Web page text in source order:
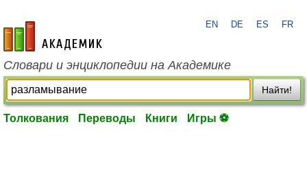
academic.ru
EN DE ES FR
Словари и энциклопедии на Академике
Найти!
Толкования Переводы Книги Игры ⚽